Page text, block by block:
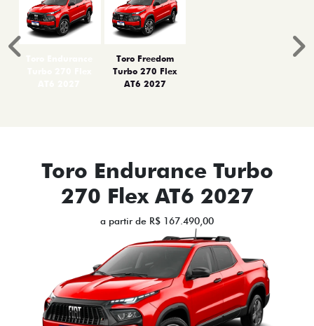
Toro Freedom
Turbo 270 Flex
AT6 2027
Anterior
Toro Endurance Turbo
270 Flex AT6 2027
a partir de R$ 167.490,00